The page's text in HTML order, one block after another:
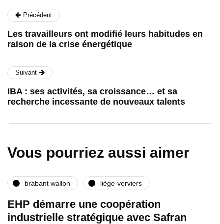
Précédent
Les travailleurs ont modifié leurs habitudes en
raison de la crise énergétique
Suivant
IBA : ses activités, sa croissance… et sa
recherche incessante de nouveaux talents
Vous pourriez aussi aimer
brabant wallon liège-verviers
EHP démarre une coopération
industrielle stratégique avec Safran